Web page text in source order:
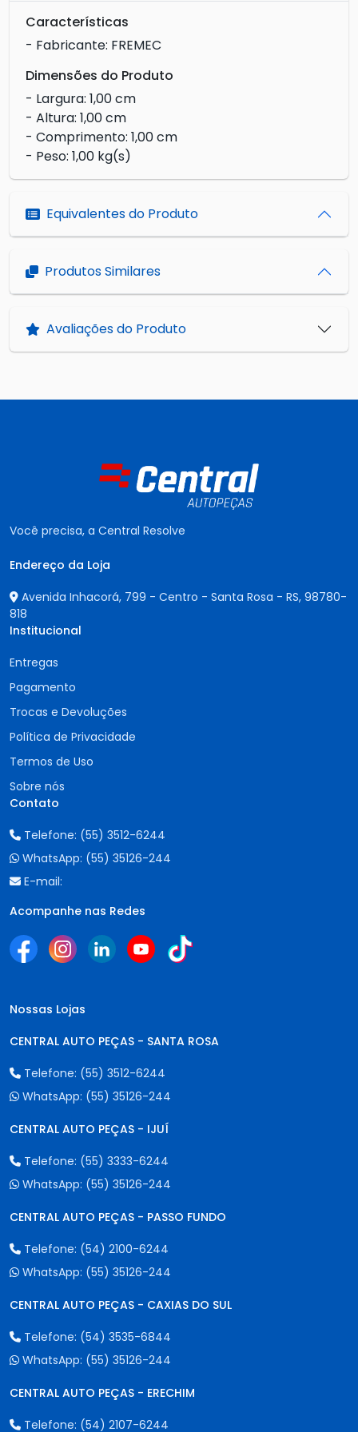
Características
- Fabricante: FREMEC
Dimensões do Produto
- Largura: 1,00 cm
- Altura: 1,00 cm
- Comprimento: 1,00 cm
- Peso: 1,00 kg(s)
Equivalentes do Produto
Produtos Similares
Avaliações do Produto
Você precisa, a Central Resolve
Endereço da Loja
Avenida Inhacorá, 799 - Centro - Santa Rosa - RS, 98780-
818
Institucional
Entregas
Pagamento
Trocas e Devoluções
Política de Privacidade
Termos de Uso
Sobre nós
Contato
Telefone: (55) 3512-6244
WhatsApp: (55) 35126-244
E-mail:
Acompanhe nas Redes
Nossas Lojas
CENTRAL AUTO PEÇAS - SANTA ROSA
Telefone: (55) 3512-6244
WhatsApp: (55) 35126-244
CENTRAL AUTO PEÇAS - IJUÍ
Telefone: (55) 3333-6244
WhatsApp: (55) 35126-244
CENTRAL AUTO PEÇAS - PASSO FUNDO
Telefone: (54) 2100-6244
WhatsApp: (55) 35126-244
CENTRAL AUTO PEÇAS - CAXIAS DO SUL
Telefone: (54) 3535-6844
WhatsApp: (55) 35126-244
CENTRAL AUTO PEÇAS - ERECHIM
Telefone: (54) 2107-6244